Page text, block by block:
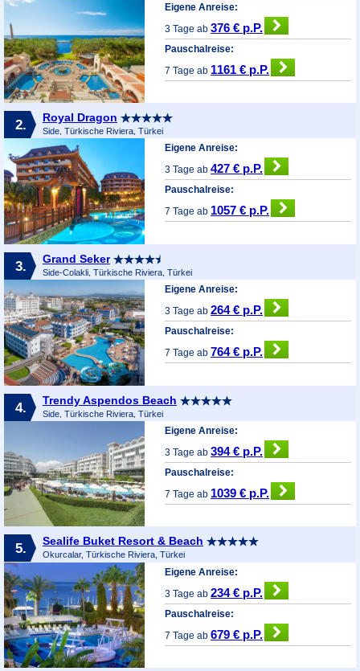
Eigene Anreise:
3 Tage ab376 € p.P.
Pauschalreise:
7 Tage ab 1161 € p.P.
2. Royal Dragon
Side, Türkische Riviera, Türkei
Eigene Anreise:
3 Tage ab427 € p.P.
Pauschalreise:
7 Tage ab 1057 € p.P.
3. Grand Seker
Side-Colakli, Türkische Riviera, Türkei
Eigene Anreise:
3 Tage ab264 € p.P.
Pauschalreise:
7 Tage ab 764 € p.P.
4. Trendy Aspendos Beach
Side, Türkische Riviera, Türkei
Eigene Anreise:
3 Tage ab394 € p.P.
Pauschalreise:
7 Tage ab 1039 € p.P.
5. Sealife Buket Resort & Beach
Okurcalar, Türkische Riviera, Türkei
Eigene Anreise:
3 Tage ab234 € p.P.
Pauschalreise:
7 Tage ab679 € p.P.